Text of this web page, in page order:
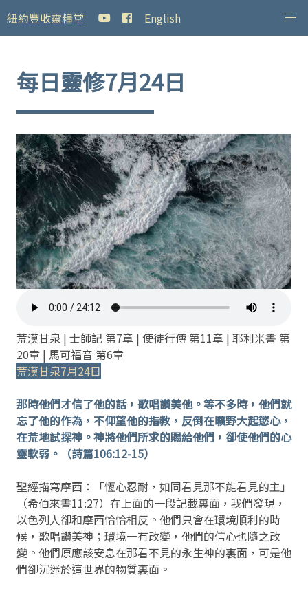
紐約豐收靈糧堂 English
每日靈修7月24日
荒漠甘泉 | 士師記 第7章 | 使徒行傳 第11章 | 耶利米書 第
20章 | 馬可福音 第6章
荒漠甘泉7月24日
那時他們才信了他的話，歌唱讚美他。等不多時，他們就
忘了他的作為，不仰望他的指教，反倒在曠野大起慾心，
在荒地試探神。神將他們所求的賜給他們，卻使他們的心
靈軟弱。（詩篇106:12-15）
聖經描寫摩西：「恆心忍耐，如同看見那不能看見的主」
（希伯來書11:27）在上面的一段記載裏面，我們發現，
以色列人卻和摩西恰恰相反。他們只會在環境順利的時
候，歌唱讚美神；環境一有改變，他們的信心也隨之改
變。他們原應該安息在那看不見的永生神的裏面，可是他
們卻沉迷於這世界的物質裏面。